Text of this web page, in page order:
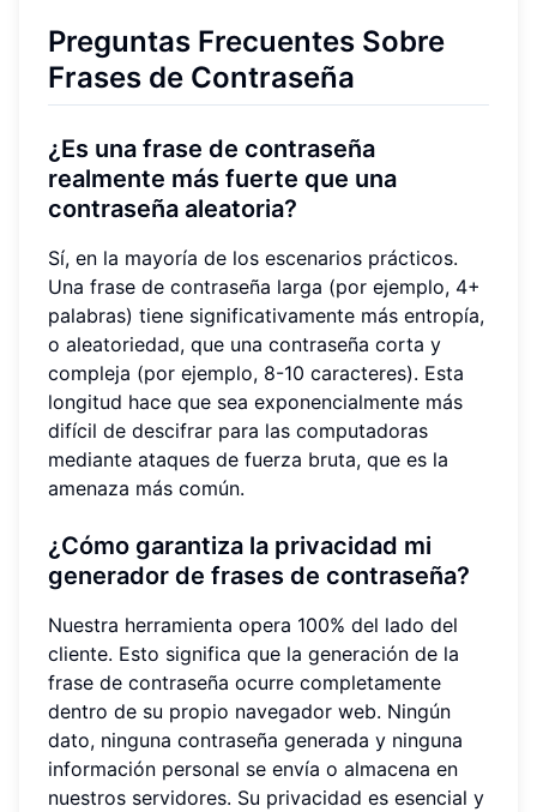
Preguntas Frecuentes Sobre
Frases de Contraseña
¿Es una frase de contraseña
realmente más fuerte que una
contraseña aleatoria?
Sí, en la mayoría de los escenarios prácticos.
Una frase de contraseña larga (por ejemplo, 4+
palabras) tiene significativamente más entropía,
o aleatoriedad, que una contraseña corta y
compleja (por ejemplo, 8-10 caracteres). Esta
longitud hace que sea exponencialmente más
difícil de descifrar para las computadoras
mediante ataques de fuerza bruta, que es la
amenaza más común.
¿Cómo garantiza la privacidad mi
generador de frases de contraseña?
Nuestra herramienta opera 100% del lado del
cliente. Esto significa que la generación de la
frase de contraseña ocurre completamente
dentro de su propio navegador web. Ningún
dato, ninguna contraseña generada y ninguna
información personal se envía o almacena en
nuestros servidores. Su privacidad es esencial y